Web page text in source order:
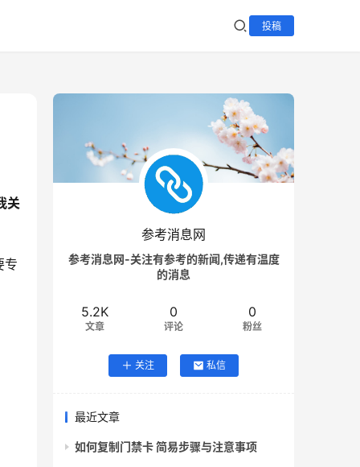
投稿
关
专
参考消息网
参考消息网-关注有参考的新闻,传递有温度
的消息
5.2K
文章
0
评论
0
粉丝
关注 私信
最近文章
如何复制门禁卡 简易步骤与注意事项